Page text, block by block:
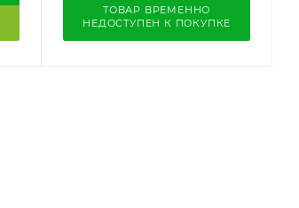
ТОВАР ВРЕМЕННО
НЕДОСТУПЕН К ПОКУПКЕ